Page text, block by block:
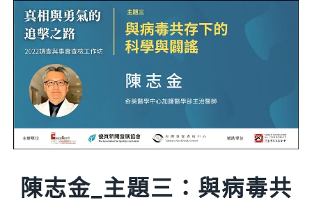
陳志金_主題三：與病毒共